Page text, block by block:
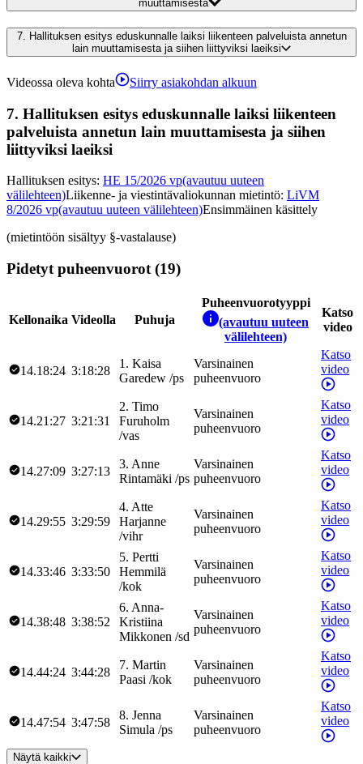
muuttamisesta
7. Hallituksen esitys eduskunnalle laiksi liikenteen palveluista annetun
lain muuttamisesta ja siihen liittyviksi laeiksi
Videossa oleva kohta Siirry asiakohdan alkuun
7. Hallituksen esitys eduskunnalle laiksi liikenteen
palveluista annetun lain muuttamisesta ja siihen
liittyviksi laeiksi
Hallituksen esitys: HE 15/2026 vp(avautuu uuteen
välilehteen)Liikenne- ja viestintävaliokunnan mietintö: LiVM
8/2026 vp(avautuu uuteen välilehteen)Ensimmäinen käsittely
(mietintöön sisältyy §-vastalause)
Pidetyt puheenvuorot (19)
Kellonaika Videolla Puhuja
Puheenvuorotyyppi
(avautuu uuteen
välilehteen)
Katso
video
14.18:24 3:18:28
1 . Kaisa
Garedew /ps
Varsinainen
puheenvuoro
Katso
video
14.21:27 3:21:31
2. Timo
Furuholm
/vas
Varsinainen
puheenvuoro
Katso
video
14.27:09 3:27:13
3. Anne
Rintamäki /ps
Varsinainen
puheenvuoro
Katso
video
14.29:55 3:29:59
4. Atte
Harjanne
/vihr
Varsinainen
puheenvuoro
Katso
video
14.33:46 3:33:50
5. Pertti
Hemmilä
/kok
Varsinainen
puheenvuoro
Katso
video
14.38:48 3:38:52
6. Anna-
Kristiina
Mikkonen /sd
Varsinainen
puheenvuoro
Katso
video
14.44:24 3:44:28
7. Martin
Paasi /kok
Varsinainen
puheenvuoro
Katso
video
14.47:54 3:47:58
8. Jenna
Simula /ps
Varsinainen
puheenvuoro
Katso
video
Näytä kaikki